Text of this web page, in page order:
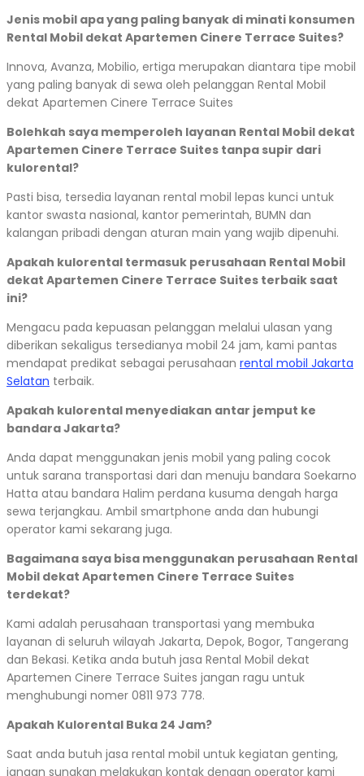
Jenis mobil apa yang paling banyak di minati konsumen
Rental Mobil dekat Apartemen Cinere Terrace Suites?
Innova, Avanza, Mobilio, ertiga merupakan diantara tipe mobil
yang paling banyak di sewa oleh pelanggan Rental Mobil
dekat Apartemen Cinere Terrace Suites
Bolehkah saya memperoleh layanan Rental Mobil dekat
Apartemen Cinere Terrace Suites tanpa supir dari
kulorental?
Pasti bisa, tersedia layanan rental mobil lepas kunci untuk
kantor swasta nasional, kantor pemerintah, BUMN dan
kalangan pribadi dengan aturan main yang wajib dipenuhi.
Apakah kulorental termasuk perusahaan Rental Mobil
dekat Apartemen Cinere Terrace Suites terbaik saat
ini?
Mengacu pada kepuasan pelanggan melalui ulasan yang
diberikan sekaligus tersedianya mobil 24 jam, kami pantas
mendapat predikat sebagai perusahaan rental mobil Jakarta
Selatan terbaik.
Apakah kulorental menyediakan antar jemput ke
bandara Jakarta?
Anda dapat menggunakan jenis mobil yang paling cocok
untuk sarana transportasi dari dan menuju bandara Soekarno
Hatta atau bandara Halim perdana kusuma dengah harga
sewa terjangkau. Ambil smartphone anda dan hubungi
operator kami sekarang juga.
Bagaimana saya bisa menggunakan perusahaan Rental
Mobil dekat Apartemen Cinere Terrace Suites
terdekat?
Kami adalah perusahaan transportasi yang membuka
layanan di seluruh wilayah Jakarta, Depok, Bogor, Tangerang
dan Bekasi. Ketika anda butuh jasa Rental Mobil dekat
Apartemen Cinere Terrace Suites jangan ragu untuk
menghubungi nomer 0811 973 778.
Apakah Kulorental Buka 24 Jam?
Saat anda butuh jasa rental mobil untuk kegiatan genting,
jangan sungkan melakukan kontak dengan operator kami